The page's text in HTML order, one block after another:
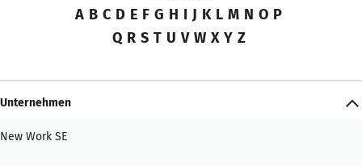
A B C D E F G H I J K L M N O P
Q R S T U V W X Y Z
Unternehmen
New Work SE